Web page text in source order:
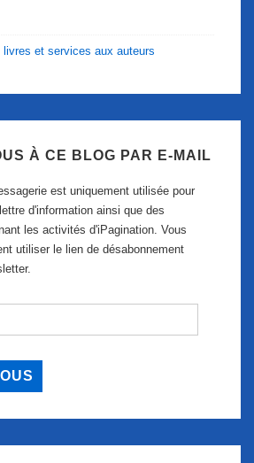
livres et services aux auteurs
À CE BLOG PAR E-MAIL
est uniquement utilisée pour
d'information ainsi que des
les activités d'iPagination. Vous
utiliser le lien de désabonnement